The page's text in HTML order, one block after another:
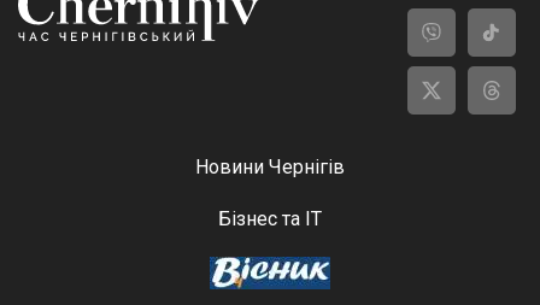
Новини Чернігів
Бізнес та ІТ